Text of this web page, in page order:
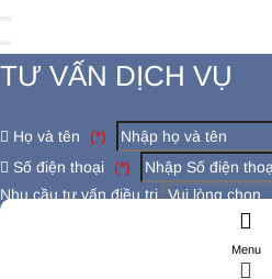
Menu
TƯ VẤN DỊCH VỤ
Họ và tên
(*)
Số điện thoại
(*)
Nhu cầu tư vấn điều trị
Có đang bị các bệnh lý khác không ?